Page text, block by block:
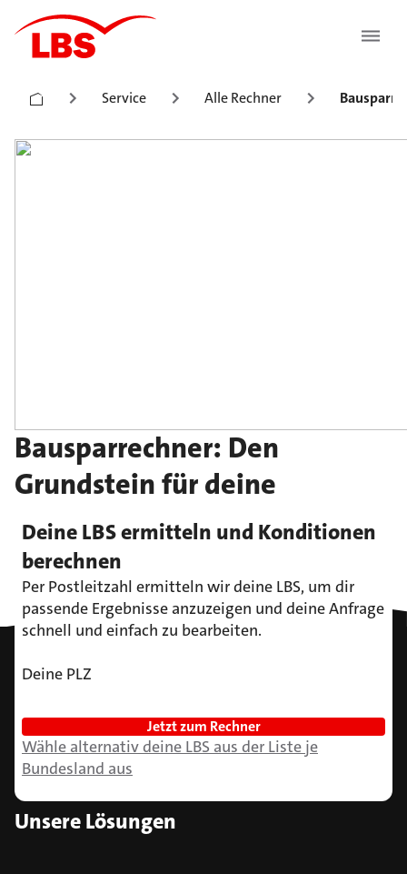
Service Alle Rechner
Bausparrechner: Den
Grundstein für deine
Immobilie schon heute
legen?
Jetzt online Konditionen
berechnen.
Deine LBS ermitteln und Konditionen
berechnen
Per Postleitzahl ermitteln wir deine LBS, um dir
passende Ergebnisse anzuzeigen und deine Anfrage
schnell und einfach zu bearbeiten.
Deine PLZ
Jetzt zum Rechner
Wähle alternativ deine LBS aus der Liste je
Bundesland aus
Zum Seitenanfang
Unsere Lösungen